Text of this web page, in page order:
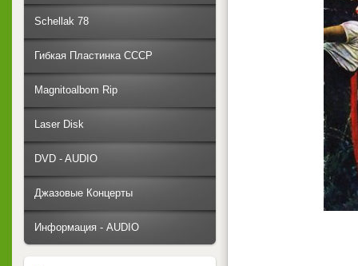
Schellak 78
Гибкая Пластинка СССР
Magnitoalbom Rip
Laser Disk
DVD - AUDIO
Джазовые Концерты
Информация - AUDIO